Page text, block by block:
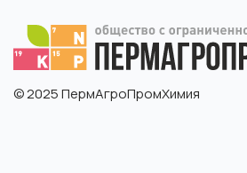
© 2025 ПермАгроПромХимия